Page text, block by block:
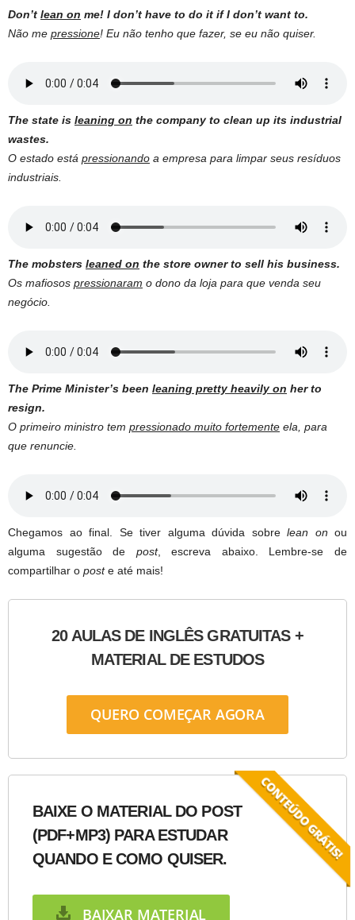
Don’t lean on me! I don’t have to do it if I don’t want to.
Não me pressione! Eu não tenho que fazer, se eu não quiser.
The state is leaning on the company to clean up its industrial
wastes.
O estado está pressionando a empresa para limpar seus resíduos
industriais.
The mobsters leaned on the store owner to sell his business.
Os mafiosos pressionaram o dono da loja para que venda seu
negócio.
The Prime Minister’s been leaning pretty heavily on her to
resign.
O primeiro ministro tem pressionado muito fortemente ela, para
que renuncie.
Chegamos ao final. Se tiver alguma dúvida sobre lean on ou
alguma sugestão de post, escreva abaixo. Lembre-se de
compartilhar o poste até mais!
20 AULAS DE INGLÊS GRATUITAS +
MATERIAL DE ESTUDOS
QUERO COMEÇAR AGORA
BAIXE O MATERIAL DO POST
(PDF+MP3) PARA ESTUDAR
QUANDO E COMO QUISER.
BAIXAR MATERIAL